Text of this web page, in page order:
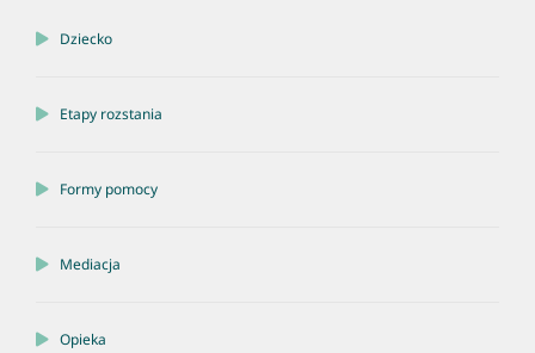
Dziecko
Etapy rozstania
Formy pomocy
Mediacja
Opieka